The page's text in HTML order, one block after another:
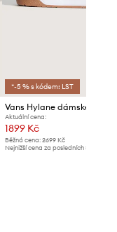
*-5 % s kódem: LST
Vans Hylane dámské
Aktuální cena:
1899 Kč
Běžná cena: 2699 Kč
Nejnižší cena za posledních 30 dnů